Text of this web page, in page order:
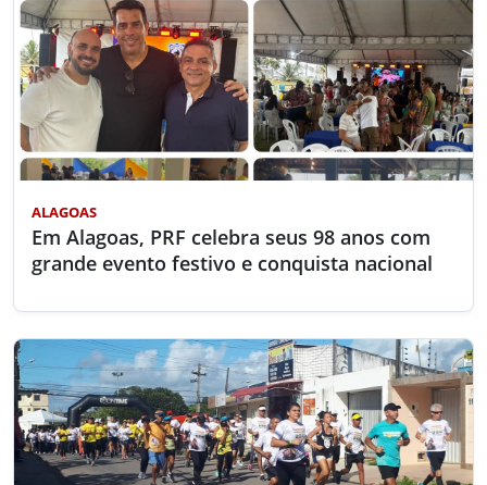
ALAGOAS
Em Alagoas, PRF celebra seus 98 anos com
grande evento festivo e conquista nacional